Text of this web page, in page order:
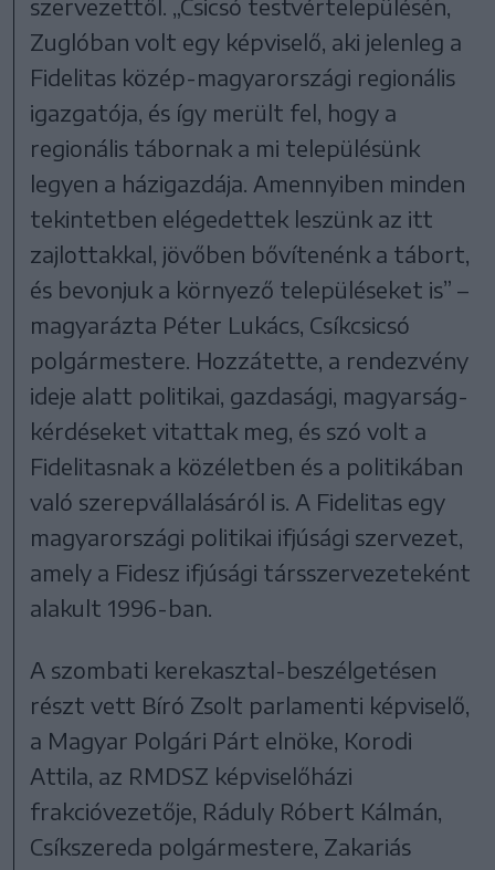
szervezettől. „Csicsó testvértelepülésén,
Zuglóban volt egy képviselő, aki jelenleg a
Fidelitas közép-magyarországi regionális
igazgatója, és így merült fel, hogy a
regionális tábornak a mi településünk
legyen a házigazdája. Amennyiben minden
tekintetben elégedettek leszünk az itt
zajlottakkal, jövőben bővítenénk a tábort,
és bevonjuk a környező településeket is” –
magyarázta Péter Lukács, Csíkcsicsó
polgármestere. Hozzátette, a rendezvény
ideje alatt politikai, gazdasági, magyarság-
kérdéseket vitattak meg, és szó volt a
Fidelitasnak a közéletben és a politikában
való szerepvállalásáról is. A Fidelitas egy
magyarországi politikai ifjúsági szervezet,
amely a Fidesz ifjúsági társszervezeteként
alakult 1996-ban.
A szombati kerekasztal-beszélgetésen
részt vett Bíró Zsolt parlamenti képviselő,
a Magyar Polgári Párt elnöke, Korodi
Attila, az RMDSZ képviselőházi
frakcióvezetője, Ráduly Róbert Kálmán,
Csíkszereda polgármestere, Zakariás